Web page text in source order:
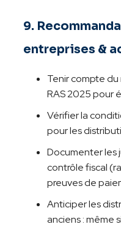
9.
entreprises &
Tenir compte
RAS 2025 pour
Vérifier la
pour les
Documenter les
contrôle fiscal
preuves de
Anticiper les
anciens : même